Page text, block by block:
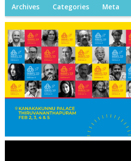
Archives Categories Meta